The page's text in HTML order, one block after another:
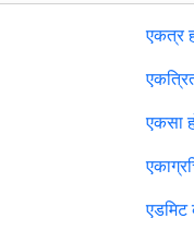
एकत्र
एकसा
एडमिट